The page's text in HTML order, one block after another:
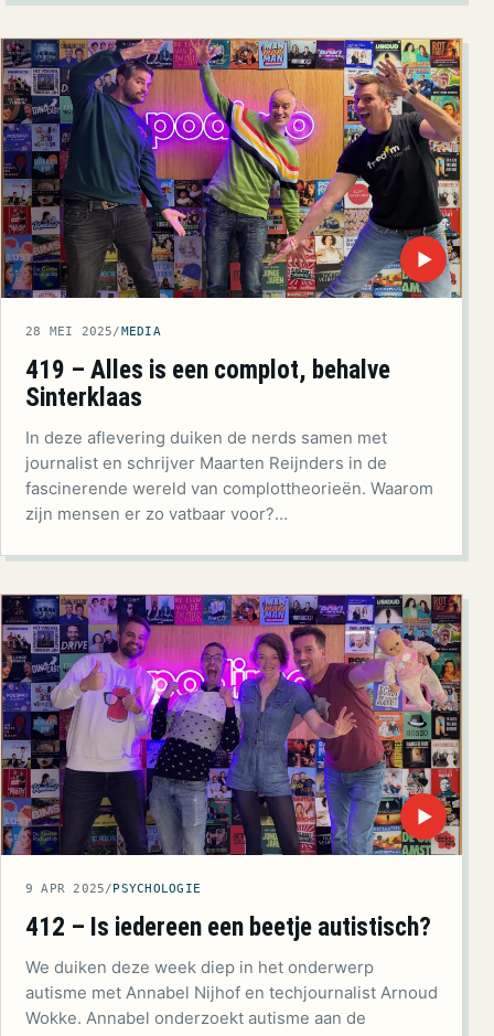
▶
28 MEI 2025/ MEDIA
419 – Alles is een complot, behalve
Sinterklaas
In deze aflevering duiken de nerds samen met
journalist en schrijver Maarten Reijnders in de
fascinerende wereld van complottheorieën. Waarom
zijn mensen er zo vatbaar voor?…
▶
9 APR 2025/PSYCHOLOGIE
412 – Is iedereen een beetje autistisch?
We duiken deze week diep in het onderwerp
autisme met Annabel Nijhof en techjournalist Arnoud
Wokke. Annabel onderzoekt autisme aan de